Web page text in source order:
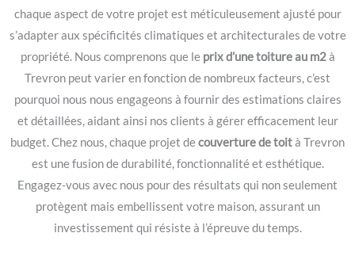
chaque aspect de votre projet est méticuleusement ajusté pour
s’adapter aux spécificités climatiques et architecturales de votre
propriété. Nous comprenons que le prix d’une toiture au m2à
Trevron peut varier en fonction de nombreux facteurs, c’est
pourquoi nous nous engageons à fournir des estimations claires
et détaillées, aidant ainsi nos clients à gérer efficacement leur
budget. Chez nous, chaque projet decouverture de toità Trevron
est une fusion de durabilité, fonctionnalité et esthétique.
Engagez-vous avec nous pour des résultats qui non seulement
protègent mais embellissent votre maison, assurant un
investissement qui résiste à l’épreuve du temps.